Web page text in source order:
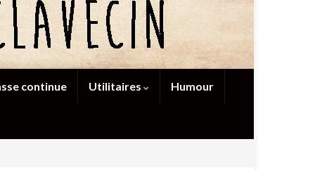
continue Utilitaires Humour